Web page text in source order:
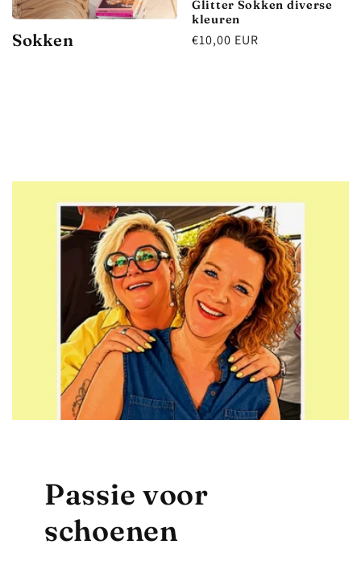
Sokken
Glitter Sokken diverse
kleuren
Normale
€10,00 EUR
Passie voor
schoenen